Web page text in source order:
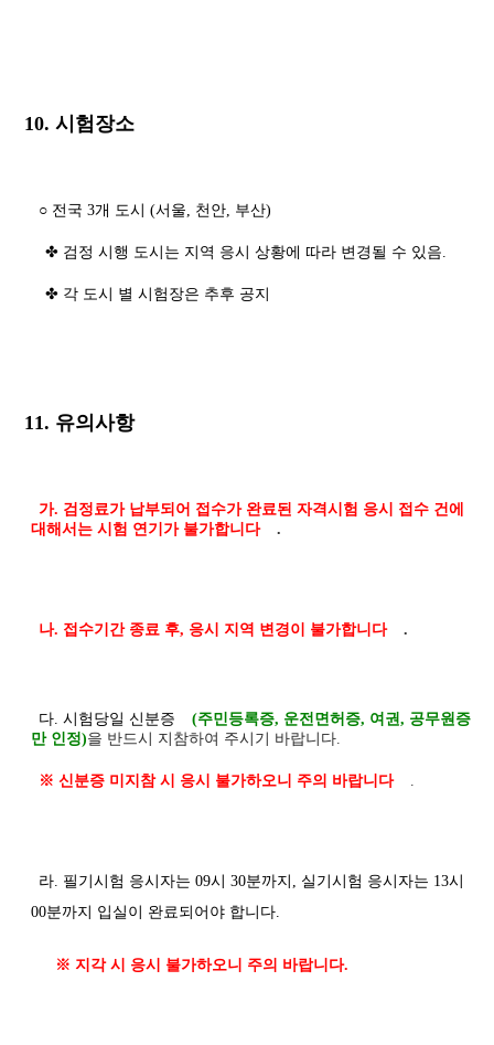
10. 시험장소
○ 전국 3개 도시 (서울, 천안, 부산)
✤ 검정 시행 도시는 지역 응시 상황에 따라 변경될 수 있음.
✤ 각 도시 별 시험장은 추후 공지
11. 유의사항
가. 검정료가 납부되어 접수가 완료된 자격시험 응시 접수 건에
대해서는 시험 연기가 불가합니다
.
나. 접수기간 종료 후, 응시 지역 변경이 불가합니다 .
다. 시험당일 신분증
(주민등록증, 운전면허증, 여권, 공무원증
만 인정)을 반드시 지참하여 주시기 바랍니다.
※ 신분증 미지참 시 응시 불가하오니 주의 바랍니다 .
라. 필기시험 응시자는 09시 30분까지, 실기시험 응시자는 13시
00분까지 입실이 완료되어야 합니다.
※ 지각 시 응시 불가하오니 주의 바랍니다.